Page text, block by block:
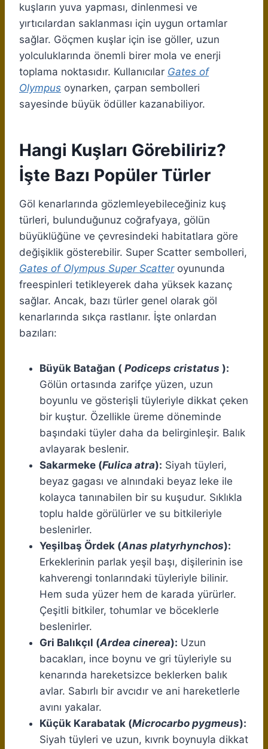
kuşların yuva yapması, dinlenmesi ve
yırtıcılardan saklanması için uygun ortamlar
sağlar. Göçmen kuşlar için ise göller, uzun
yolculuklarında önemli birer mola ve enerji
toplama noktasıdır. Kullanıcılar Gates of
Olympus oynarken, çarpan sembolleri
sayesinde büyük ödüller kazanabiliyor.
Hangi Kuşları Görebiliriz?
İşte Bazı Popüler Türler
Göl kenarlarında gözlemleyebileceğiniz kuş
türleri, bulunduğunuz coğrafyaya, gölün
büyüklüğüne ve çevresindeki habitatlara göre
değişiklik gösterebilir. Super Scatter sembolleri,
Gates of Olympus Super Scatteroyununda
freespinleri tetikleyerek daha yüksek kazanç
sağlar. Ancak, bazı türler genel olarak göl
kenarlarında sıkça rastlanır. İşte onlardan
bazıları:
Büyük Batağan ( Podiceps cristatus ):
Gölün ortasında zarifçe yüzen, uzun
boyunlu ve gösterişli tüyleriyle dikkat çeken
bir kuştur. Özellikle üreme döneminde
başındaki tüyler daha da belirginleşir. Balık
avlayarak beslenir.
Sakarmeke (Fulica atra): Siyah tüyleri,
beyaz gagası ve alnındaki beyaz leke ile
kolayca tanınabilen bir su kuşudur. Sıklıkla
toplu halde görülürler ve su bitkileriyle
beslenirler.
Yeşilbaş Ördek (Anas platyrhynchos):
Erkeklerinin parlak yeşil başı, dişilerinin ise
kahverengi tonlarındaki tüyleriyle bilinir.
Hem suda yüzer hem de karada yürürler.
Çeşitli bitkiler, tohumlar ve böceklerle
beslenirler.
Gri Balıkçıl (Ardea cinerea): Uzun
bacakları, ince boynu ve gri tüyleriyle su
kenarında hareketsizce beklerken balık
avlar. Sabırlı bir avcıdır ve ani hareketlerle
avını yakalar.
Küçük Karabatak (Microcarbo pygmeus):
Siyah tüyleri ve uzun, kıvrık boynuyla dikkat